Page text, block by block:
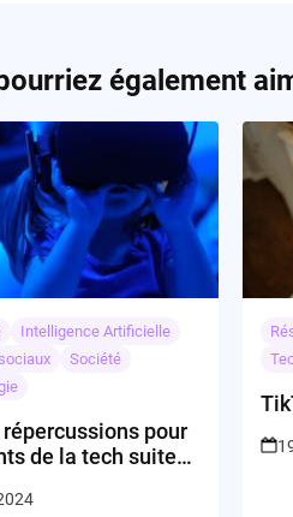
également
Intelligence Artificielle
Société
pour
de la tech suite